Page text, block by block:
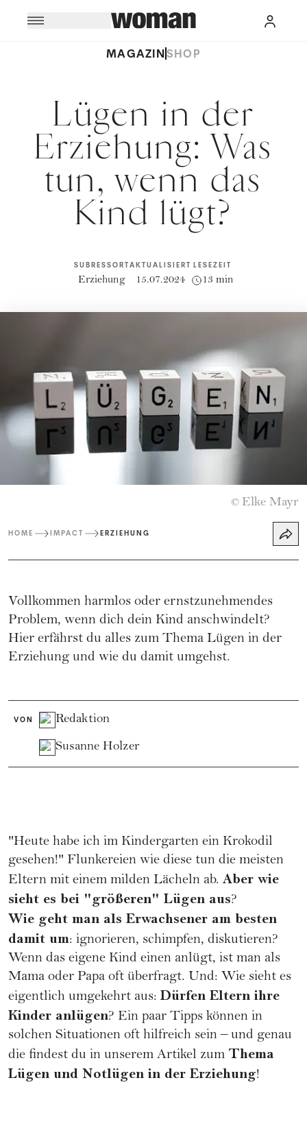
MAGAZINSHOP
Lügen in der
Erziehung: Was
tun, wenn das
Kind lügt?
SUBRESSORT
Erziehung
AKTUALISIERT
15.07.2024
LESEZEIT
13 min
© Elke Mayr
HOME IMPACT ERZIEHUNG
Vollkommen harmlos oder ernstzunehmendes
Problem, wenn dich dein Kind anschwindelt?
Hier erfährst du alles zum Thema Lügen in der
Erziehung und wie du damit umgehst.
VON Redaktion
Susanne Holzer
"Heute habe ich im Kindergarten ein Krokodil
gesehen!" Flunkereien wie diese tun die meisten
Eltern mit einem milden Lächeln ab. Aber wie
sieht es bei "größeren" Lügen aus?
Wie geht man als Erwachsener am besten
damit um: ignorieren, schimpfen, diskutieren?
Wenn das eigene Kind einen anlügt, ist man als
Mama oder Papa oft überfragt. Und: Wie sieht es
eigentlich umgekehrt aus:Dürfen Eltern ihre
Kinder anlügen? Ein paar Tipps können in
solchen Situationen oft hilfreich sein – und genau
die findest du in unserem Artikel zum Thema
Lügen und Notlügen in der Erziehung!